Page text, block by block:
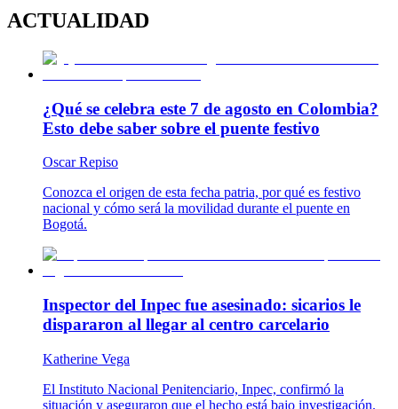
ACTUALIDAD
¿Qué se celebra este 7 de agosto en Colombia?
Esto debe saber sobre el puente festivo
Oscar Repiso
Conozca el origen de esta fecha patria, por qué es festivo
nacional y cómo será la movilidad durante el puente en
Bogotá.
Inspector del Inpec fue asesinado: sicarios le
dispararon al llegar al centro carcelario
Katherine Vega
El Instituto Nacional Penitenciario, Inpec, confirmó la
situación y aseguraron que el hecho está bajo investigación.